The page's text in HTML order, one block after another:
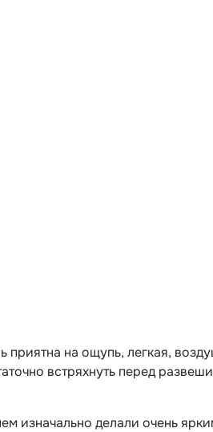
приятна на ощупь, легкая,
встряхнуть перед
изначально делали очень